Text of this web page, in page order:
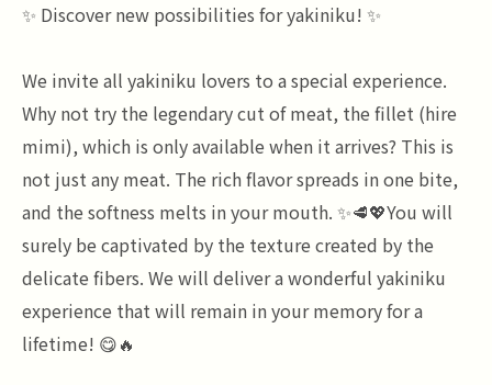
✨ Discover new possibilities for yakiniku! ✨
We invite all yakiniku lovers to a special experience.
Why not try the legendary cut of meat, the fillet (hire
mimi), which is only available when it arrives? This is
not just any meat. The rich flavor spreads in one bite,
and the softness melts in your mouth. ✨🥩💖You will
surely be captivated by the texture created by the
delicate fibers. We will deliver a wonderful yakiniku
experience that will remain in your memory for a
lifetime! 😋🔥